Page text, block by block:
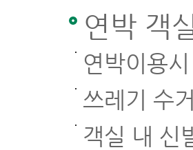
연박 객
연박이용
쓰레기 수
객실 내 신